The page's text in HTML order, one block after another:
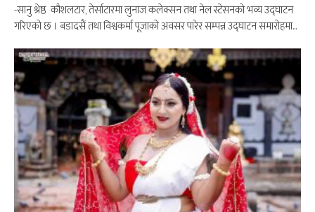
-सानु श्रेष्ठ कौशलटार, तेर्साटारमा लुनाज कलेक्सन तथा नेल स्टेसनको भव्य उद्घाटन
गरिएको छ । बडादसैं तथा विश्वकर्मा पूजाको अवसर पारेर सम्पन्न उद्घाटन समारोहमा...